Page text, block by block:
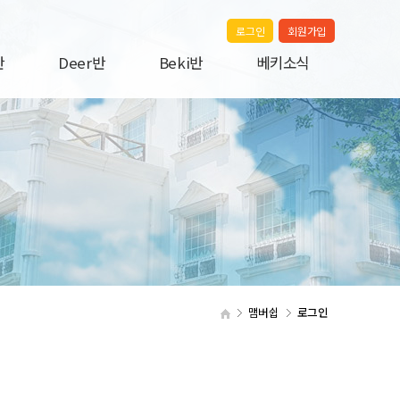
Deer반
Deer A
Deer B
Beki반
Beki A
Beki B
Beki C
베키소식
공지사항
건강식단
포토앨범
부모교육
로그인 회원가입
맴버쉽 로그인